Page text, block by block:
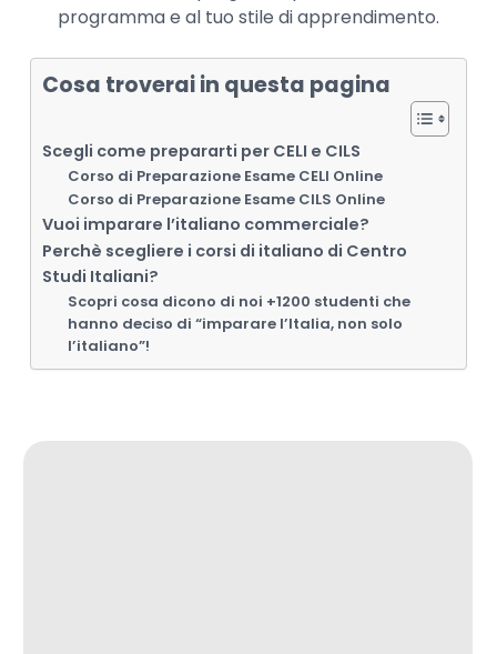
programma e al tuo stile di apprendimento.
Cosa troverai in questa pagina
Scegli come prepararti per CELI e CILS
Corso di Preparazione Esame CELI Online
Corso di Preparazione Esame CILS Online
Vuoi imparare l’italiano commerciale?
Perchè scegliere i corsi di italiano di Centro
Studi Italiani?
Scopri cosa dicono di noi +1200 studenti che
hanno deciso di “imparare l’Italia, non solo
l’italiano”!